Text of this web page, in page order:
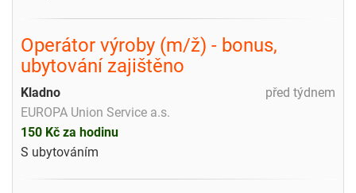
Operátor výroby (m/ž) - bonus,
ubytování zajištěno
před týdnem
Kladno
EUROPA Union Service a.s.
150 Kč za hodinu
S ubytováním